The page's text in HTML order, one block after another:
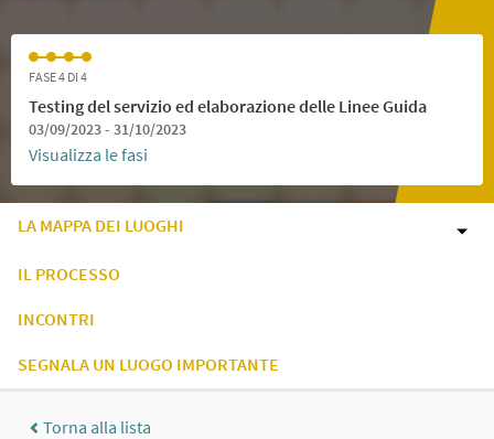
FASE 4 DI 4
Testing del servizio ed elaborazione delle Linee Guida
03/09/2023 - 31/10/2023
Visualizza le fasi
LA MAPPA DEI LUOGHI
IL PROCESSO
INCONTRI
SEGNALA UN LUOGO IMPORTANTE
Torna alla lista